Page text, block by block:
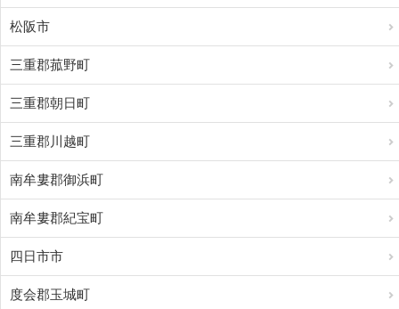
松阪市
三重郡菰野町
三重郡朝日町
三重郡川越町
南牟婁郡御浜町
南牟婁郡紀宝町
四日市市
度会郡玉城町